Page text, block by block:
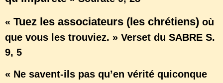
« Tuez les associateurs (les chrétiens) où
que vous les trouviez. » Verset du SABRE S.
9, 5
« Ne savent-ils pas qu’en vérité quiconque